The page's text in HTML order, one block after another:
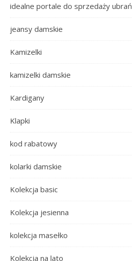
idealne portale do sprzedaży ubrań
jeansy damskie
Kamizelki
kamizelki damskie
Kardigany
Klapki
kod rabatowy
kolarki damskie
Kolekcja basic
Kolekcja jesienna
kolekcja masełko
Kolekcja na lato